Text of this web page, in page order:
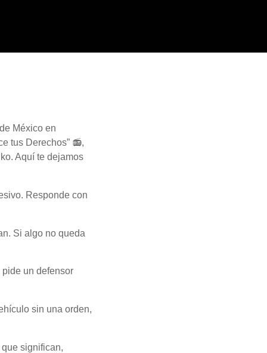
México en
tus Derechos” 📻,
Aquí te dejamos
Responde con
Si algo no queda
un defensor
sin una orden,
significan,